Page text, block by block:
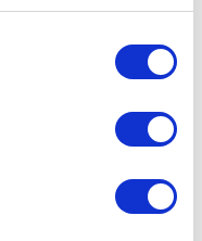
cookies under
vores Cookiepolitik,